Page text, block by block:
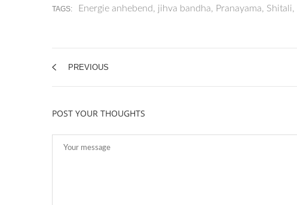
TAGS: Energie anhebend, jihva bandha, Pranayama, Shitali,
PREVIOUS
POST YOUR THOUGHTS